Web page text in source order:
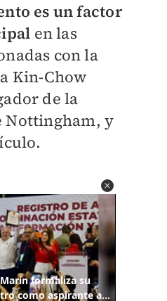
es un factor
en las
con la
Kin-Chow
de la
Nottingham, y